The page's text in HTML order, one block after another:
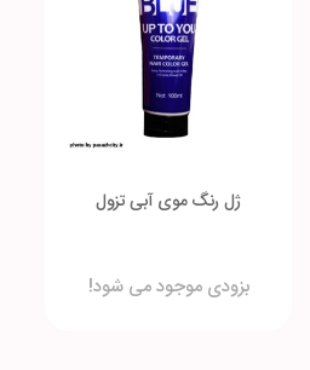
ژل رنگ موی آبی تزول
بزودی موجود می شود!